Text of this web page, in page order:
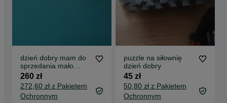
dzień dobry mam do
sprzedania mało
używan butye buty
260 zł
272,60 zł z Pakietem
Ochronnym
puzzle na siłownię
dzień dobry
45 zł
50,80 zł z Pakietem
Ochronnym